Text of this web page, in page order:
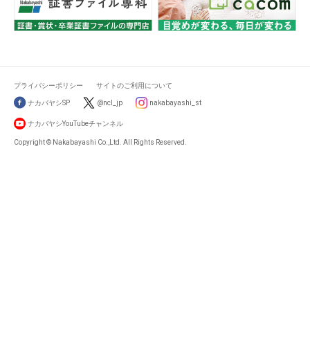
プライバシーポリシー サイトのご利用について
ナカバヤシSP @ncl_jp nakabayashi_st
ナカバヤシYouTubeチャンネル
Copyright © Nakabayashi Co.,Ltd. All Rights Reserved.